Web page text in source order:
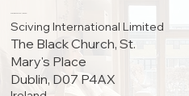
HOVEDKONTOR:
Sciving International Limited
The Black Church, St.
Mary's Place
Dublin, D07 P4AX